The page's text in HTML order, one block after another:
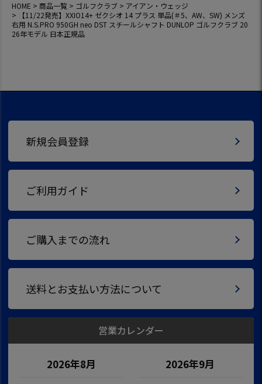
HOME 商品一覧 ゴルフクラブ
アイアン・ウェッジ
【11/22発売】XXIO14+ ゼクシオ 14 プラス 単品(＃5、AW、SW) メンズ
右用 N.S.PRO 950GH neo DST スチールシャフト DUNLOP ゴルフクラブ 20
26年モデル 日本正規品
新規会員登録
ご利用ガイド
ご購入までの流れ
送料とお支払い方法について
営業カレンダー
2026年8月 2026年9月